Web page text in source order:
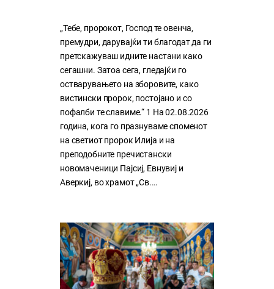
„Тебе, пророкот, Господ те овенча,
премудри, дарувајќи ти благодат да ги
претскажуваш идните настани како
сегашни. Затоа сега, гледајќи го
остварувањето на зборовите, како
вистински пророк, постојано и со
пофалби те славиме.“ 1 На 02.08.2026
година, кога го празнуваме споменот
на светиот пророк Илија и на
преподобните пречистански
новомаченици Пајсиј, Евнувиј и
Аверкиј, во храмот „Св.…